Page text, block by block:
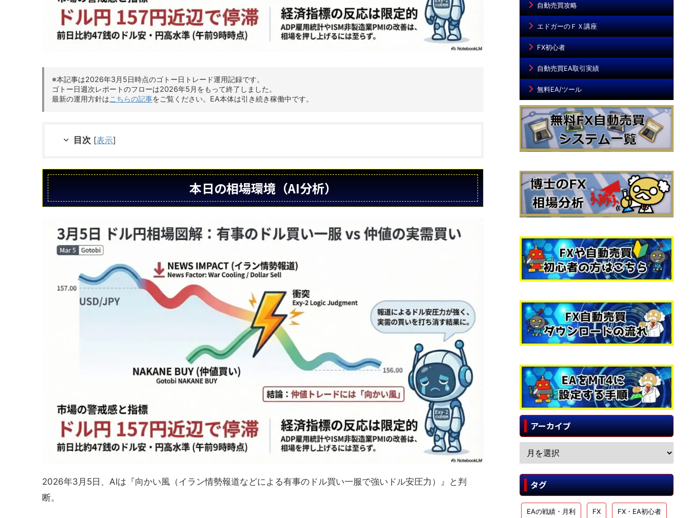
※本記事は2026年3月5日時点のゴトー日トレード運用記録です。
ゴトー日週次レポートのフローは2026年5月をもって終了しました。
最新の運用方針はこちらの記事をご覧ください。EA本体は引き続き稼働中です。
目次 [表示]
本日の相場環境（AI分析）
2026年3月5日、AIは『向かい風（イラン情勢報道などによる有事のドル買い一服で強いドル安圧力）』と判
断。
自動売買攻略
エドガーのＦＸ講座
FX初心者
自動売買EA取引実績
無料EA/ツール
アーカイブ
タグ
EAの戦績・月利 FX FX・EA初心者